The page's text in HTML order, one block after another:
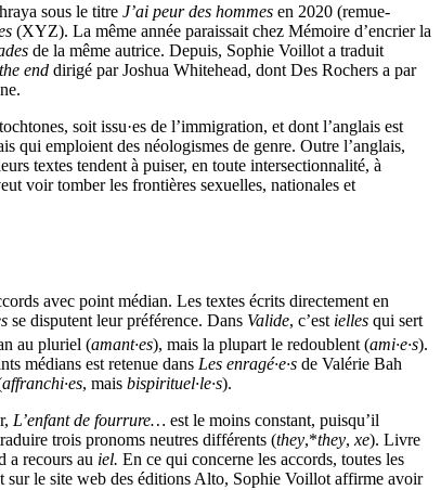
sous le titre J’ai peur des hommes en 2020 (remue-
(XYZ). La même année paraissait chez Mémoire d’encrier la
de la même autrice. Depuis, Sophie Voillot a traduit
end dirigé par Joshua Whitehead, dont Des Rochers a par
soit issu·es de l’immigration, et dont l’anglais est
qui emploient des néologismes de genre. Outre l’anglais,
textes tendent à puiser, en toute intersectionnalité, à
voir tomber les frontières sexuelles, nationales et
avec point médian. Les textes écrits directement en
se disputent leur préférence. Dans Valide, c’est ielles qui sert
au pluriel (amant·es), mais la plupart le redoublent (ami·e·s).
médians est retenue dans Les enragé·e·s de Valérie Bah
affranchi·es, mais bispirituel·le·s).
L’enfant de fourrure… est le moins constant, puisqu’il
trois pronoms neutres différents (they,*they, xe). Livre
a recours au iel. En ce qui concerne les accords, toutes les
sur le site web des éditions Alto, Sophie Voillot affirme avoir